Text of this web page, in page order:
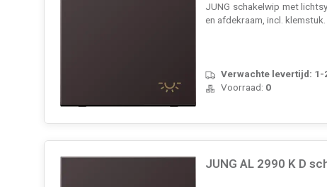
JUNG schakelwip met
en afdekraam, incl. klemstuk.
Verwachte levertijd: 1-
Voorraad: 0
JUNG AL 2990 K D